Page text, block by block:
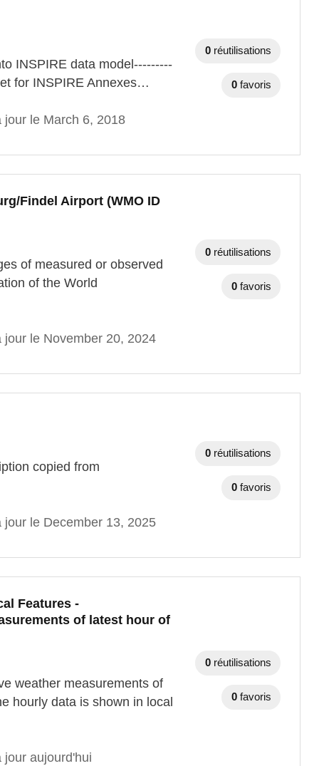
INSPIRE data model---------
for INSPIRE Annexes…
jour le March 6, 2018
0 réutilisations
0 favoris
Findel Airport (WMO ID
of measured or observed
of the World
jour le November 20, 2024
0 réutilisations
0 favoris
copied from
jour le December 13, 2025
0 réutilisations
0 favoris
Features -
of latest hour of
weather measurements of
hourly data is shown in local
jour aujourd'hui
0 réutilisations
0 favoris